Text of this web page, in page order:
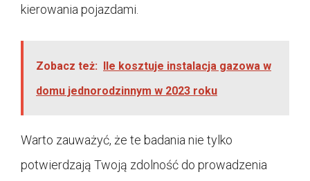
kierowania pojazdami.
Zobacz też: Ile kosztuje instalacja gazowa w
domu jednorodzinnym w 2023 roku
Warto zauważyć, że te badania nie tylko
potwierdzają Twoją zdolność do prowadzenia